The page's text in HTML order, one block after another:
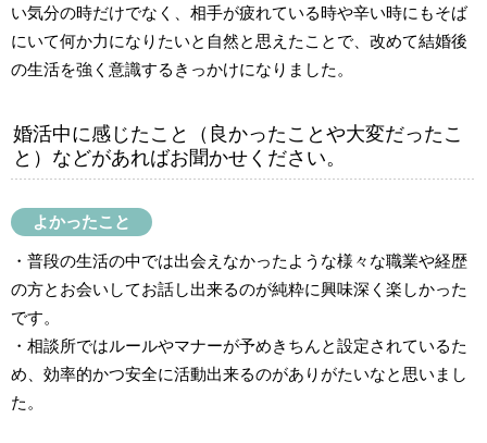
い気分の時だけでなく、相手が疲れている時や辛い時にもそば
にいて何か力になりたいと自然と思えたことで、改めて結婚後
の生活を強く意識するきっかけになりました。
婚活中に感じたこと（良かったことや大変だったこ
と）などがあればお聞かせください。
よかったこと
・普段の生活の中では出会えなかったような様々な職業や経歴
の方とお会いしてお話し出来るのが純粋に興味深く楽しかった
です。
・相談所ではルールやマナーが予めきちんと設定されているた
め、効率的かつ安全に活動出来るのがありがたいなと思いまし
た。